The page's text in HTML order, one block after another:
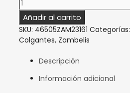
Añadir al carrito
SKU: 46505ZAM23161 Categorías:
Colgantes, Zambelis
Descripción
Información adicional